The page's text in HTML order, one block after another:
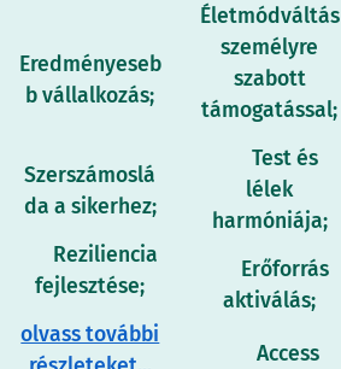
Eredményeseb
b vállalkozás;
Szerszámoslá
da a sikerhez;
🌟 Reziliencia
fejlesztése;
olvass további
Életmódváltás
személyre
szabott
támogatással;
🌟 Test és
lélek
harmóniája;
🌟 Erőforrás
aktiválás;
Access